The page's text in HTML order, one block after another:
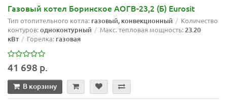
Газовый котел Боринское АОГВ-23,2 (Б) Eurosit
Тип отопительного котла: газовый, конвекционный
Количество
контуров:одноконтурный Макс. тепловая мощность:23.20
кВт
Горелка: газовая
41 698 р.
В корзину